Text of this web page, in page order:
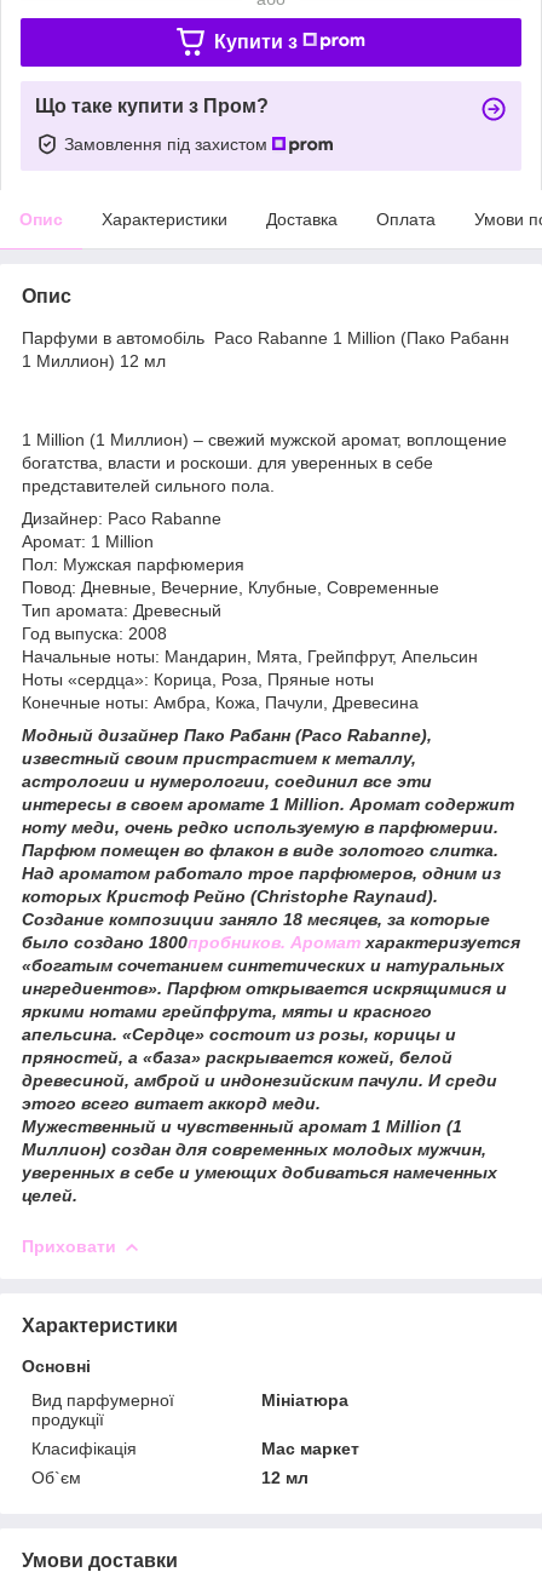
Купити з
Що таке купити з Пром?
Замовлення під захистом
Опис Характеристики Доставка Оплата Умови
Опис
Парфуми в автомобіль Paco Rabanne 1 Million (Пако Рабанн
1 Миллион) 12 мл
1 Million (1 Миллион) – свежий мужской аромат, воплощение
богатства, власти и роскоши. для уверенных в себе
представителей сильного пола.
Дизайнер: Paco Rabanne
Аромат: 1 Million
Пол: Мужская парфюмерия
Повод: Дневные, Вечерние, Клубные, Современные
Тип аромата: Древесный
Год выпуска: 2008
Начальные ноты: Мандарин, Мята, Грейпфрут, Апельсин
Ноты «сердца»: Корица, Роза, Пряные ноты
Конечные ноты: Амбра, Кожа, Пачули, Древесина
Модный дизайнер Пако Рабанн (Paco Rabanne),
известный своим пристрастием к металлу,
астрологии и нумерологии, соединил все эти
интересы в своем аромате 1 Million. Аромат содержит
ноту меди, очень редко используемую в парфюмерии.
Парфюм помещен во флакон в виде золотого слитка.
Над ароматом работало трое парфюмеров, одним из
которых Кристоф Рейно (Christophe Raynaud).
Создание композиции заняло 18 месяцев, за которые
было создано 1800пробников. Аромат характеризуется
«богатым сочетанием синтетических и натуральных
ингредиентов». Парфюм открывается искрящимися и
яркими нотами грейпфрута, мяты и красного
апельсина. «Сердце» состоит из розы, корицы и
пряностей, а «база» раскрывается кожей, белой
древесиной, амброй и индонезийским пачули. И среди
этого всего витает аккорд меди.
Мужественный и чувственный аромат 1 Million (1
Миллион) создан для современных молодых мужчин,
уверенных в себе и умеющих добиваться намеченных
целей.
Приховати
Характеристики
Основні
Вид парфумерної
продукції
Мініатюра
Класифікація
Мас маркет
Об`єм
12 мл
Умови доставки